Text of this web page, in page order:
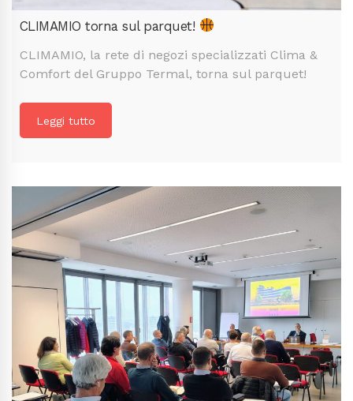
CLIMAMIO torna sul parquet!
CLIMAMIO, la rete di negozi specializzati Clima &
Comfort del Gruppo Termal, torna sul parquet!
Leggi tutto